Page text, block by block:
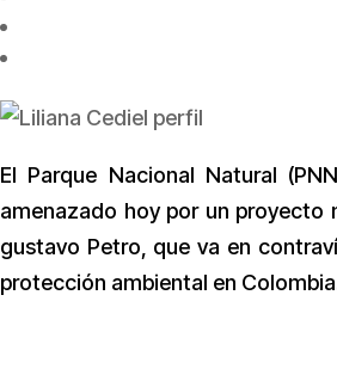
El Parque Nacional Natural
amenazado hoy por un proyecto
gustavo Petro, que va en
protección ambiental en